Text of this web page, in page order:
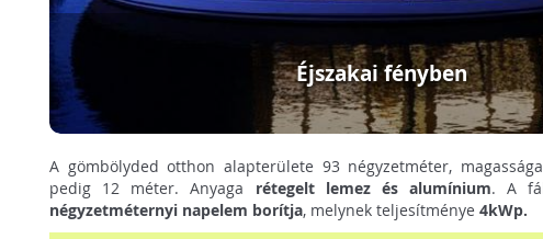
Éjszakai fényben
A gömbölyded otthon alapterülete 93 négyzetméter,
pedig 12 méter. Anyaga rétegelt lemez és alumínium. A
négyzetméternyi napelem borítja, melynek teljesítménye4kWp.